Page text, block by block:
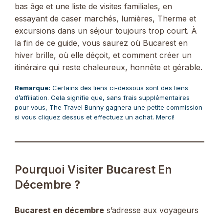
bas âge et une liste de visites familiales, en
essayant de caser marchés, lumières, Therme et
excursions dans un séjour toujours trop court. À
la fin de ce guide, vous saurez où Bucarest en
hiver brille, où elle déçoit, et comment créer un
itinéraire qui reste chaleureux, honnête et gérable.
Remarque: Certains des liens ci-dessous sont des liens
d’affiliation. Cela signifie que, sans frais supplémentaires
pour vous, The Travel Bunny gagnera une petite commission
si vous cliquez dessus et effectuez un achat. Merci!
Pourquoi Visiter Bucarest En
Décembre ?
Bucarest en décembre s’adresse aux voyageurs